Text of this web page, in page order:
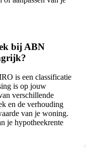
bij ABN
is een classificatie
is op jouw
verschillende
en de verhouding
van je woning.
je hypotheekrente